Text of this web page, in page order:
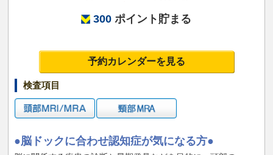
300ポイント貯まる
予約カレンダーを見る
検査項目
●脳ドックに合わせ認知症が気になる方●